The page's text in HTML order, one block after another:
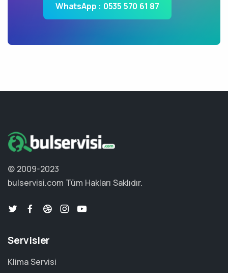
WhatsApp : 0535 570 61 87
© 2009-2023
bulservisi.com Tüm Hakları Saklıdır.
Servisler
Klima Servisi